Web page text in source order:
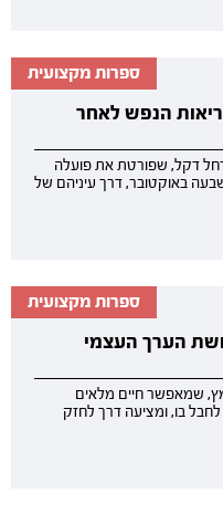
ספרות מקצועית
הנפש לאחר
דקל, שפורטת את פועלה
באוקטובר, דרך עיניהם של
ספרות מקצועית
הערך העצמי
שמאפשר חיים מלאים
לחבל בו, ומציעה דרך לחזק